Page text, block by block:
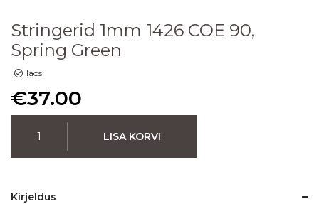
Stringerid 1mm 1426 COE 90,
Spring Green
laos
€37.00
LISA KORVI
Kirjeldus